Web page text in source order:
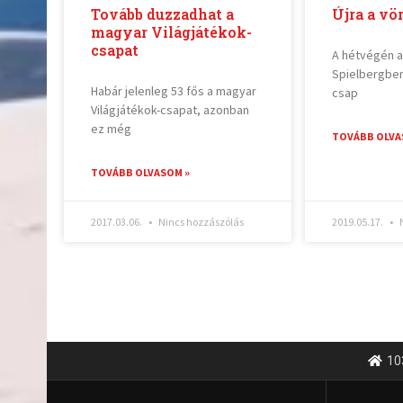
Tovább duzzadhat a
magyar Világjátékok-
csapat
Habár jelenleg 53 fős a magyar
Világjátékok-csapat, azonban
ez még
TOVÁBB OLVASOM »
2017.03.06. Nincs hozzászólás
Újra a
A hétvégén
csap
TOVÁBB
2019.05.17.